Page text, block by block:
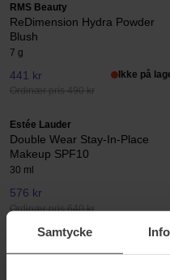
Samtycke
RMS Beauty
ReDimension Hydra Powder
Blush
7 g
441 kr
Ordinær pris 490 kr
Ikke på
Estée Lauder
Double Wear Stay-In-Place
Makeup SPF10
30 ml
576 kr
Ordinær pris 640 kr
Curator Eyeshadow Palette